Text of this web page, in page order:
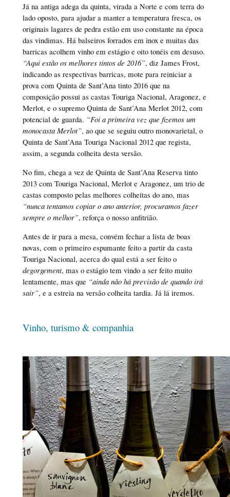
Já na antiga adega da quinta, virada a Norte e com terra do
lado oposto, para ajudar a manter a temperatura fresca, os
originais lagares de pedra estão em uso constante na época
das vindimas. Há balseiros forrados em inox e muitas das
barricas acolhem vinho em estágio e oito tonéis em desuso.
“Aqui estão os melhores tintos de 2016”, diz James Frost,
indicando as respectivas barricas, mote para reiniciar a
prova com Quinta de Sant’Ana tinto 2016 que na
composição possui as castas Touriga Nacional, Aragonez, e
Merlot, e o supremo Quinta de Sant’Ana Merlot 2012, com
potencial de guarda. “Foi a primeira vez que fizemos um
monocasta Merlot”, ao que se seguiu outro monovarietal, o
Quinta de Sant’Ana Touriga Nacional 2012 que regista,
assim, a segunda colheita desta versão.
No fim, chega a vez de Quinta de Sant’Ana Reserva tinto
2013 com Touriga Nacional, Merlot e Aragonez, um trio de
castas composto pelas melhores colheitas do ano, mas
“nunca tentamos copiar o ano anterior, procuramos fazer
sempre o melhor”, reforça o nosso anfitrião.
Antes de ir para a mesa, convém fechar a lista de boas
novas, com o primeiro espumante feito a partir da casta
Touriga Nacional, acerca do qual está a ser feito o
degorgement, mas o estágio tem vindo a ser feito muito
lentamente, mas que “ainda não há previsão de quando irá
sair”, e a estreia na versão colheita tardia. Já lá iremos.
Vinho, turismo & companhia